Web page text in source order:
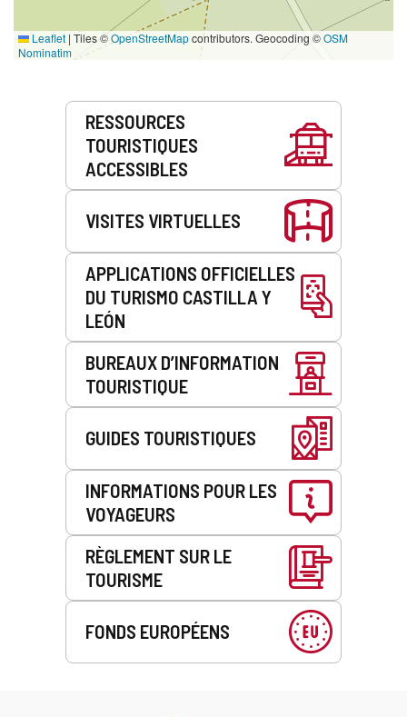
Leaflet | Tiles ©OpenStreetMapcontributors. Geocoding ©OSM
Nominatim
Prestations
RESSOURCES
TOURISTIQUES
ACCESSIBLES
VISITES VIRTUELLES
APPLICATIONS OFFICIELLES
DU TURISMO CASTILLA Y
LEÓN
BUREAUX D’INFORMATION
TOURISTIQUE
GUIDES TOURISTIQUES
INFORMATIONS POUR LES
VOYAGEURS
RÈGLEMENT SUR LE
TOURISME
FONDS EUROPÉENS